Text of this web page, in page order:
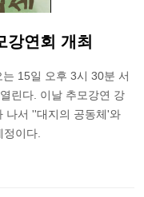
강연회 개최
15일 오후 3시 30분 서
린다. 이날 추모강연 강
나서 ''대지의 공동체'와
정이다.